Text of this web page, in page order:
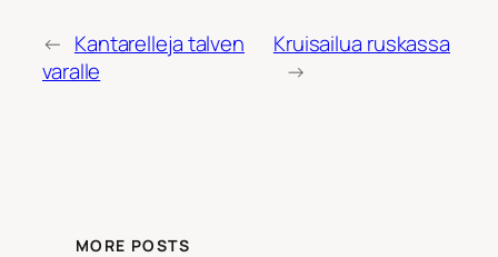
← Kantarelleja talven
varalle
Kruisailua ruskassa
→
MORE POSTS